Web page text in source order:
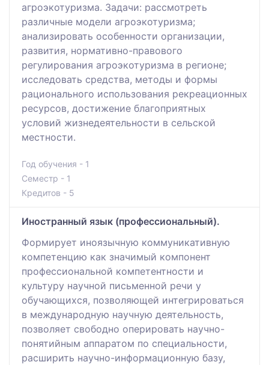
агроэкотуризма. Задачи: рассмотреть
различные модели агроэкотуризма;
анализировать особенности организации,
развития, нормативно-правового
регулирования агроэкотуризма в регионе;
исследовать средства, методы и формы
рационального использования рекреационных
ресурсов, достижение благоприятных
условий жизнедеятельности в сельской
местности.
Год обучения - 1
Семестр - 1
Кредитов - 5
Иностранный язык (профессиональный).
Формирует иноязычную коммуникативную
компетенцию как значимый компонент
профессиональной компетентности и
культуру научной письменной речи у
обучающихся, позволяющей интегрироваться
в международную научную деятельность,
позволяет свободно оперировать научно-
понятийным аппаратом по специальности,
расширить научно-информационную базу,